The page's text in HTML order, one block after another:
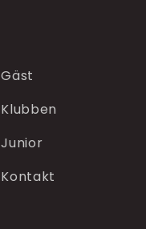
Gäst
Klubben
Junior
Kontakt